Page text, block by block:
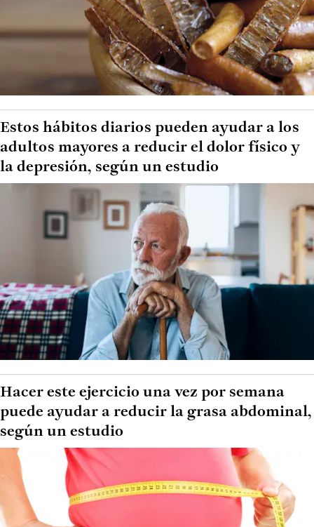
Estos hábitos diarios pueden ayudar a los
adultos mayores a reducir el dolor físico y
la depresión, según un estudio
Hacer este ejercicio una vez por semana
puede ayudar a reducir la grasa abdominal,
según un estudio